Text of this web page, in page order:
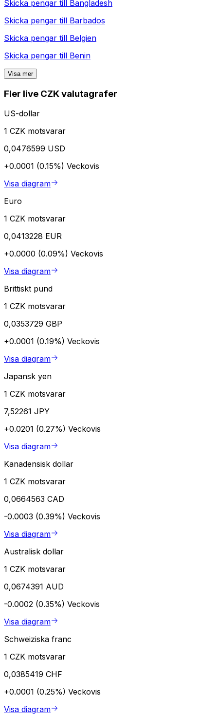
Skicka pengar till
Bangladesh
Skicka pengar till Barbados
Skicka pengar till Belgien
Skicka pengar till Benin
Visa mer
Fler live CZK valutagrafer
US-dollar
1 CZK motsvarar
0,0476599 USD
+0.0001 (0.15%) Veckovis
Visa diagram
Euro
1 CZK motsvarar
0,0413228 EUR
+0.0000 (0.09%) Veckovis
Visa diagram
Brittiskt pund
1 CZK motsvarar
0,0353729 GBP
+0.0001 (0.19%) Veckovis
Visa diagram
Japansk yen
1 CZK motsvarar
7,52261 JPY
+0.0201 (0.27%) Veckovis
Visa diagram
Kanadensisk dollar
1 CZK motsvarar
0,0664563 CAD
-0.0003 (0.39%) Veckovis
Visa diagram
Australisk dollar
1 CZK motsvarar
0,0674391 AUD
-0.0002 (0.35%) Veckovis
Visa diagram
Schweiziska franc
1 CZK motsvarar
0,0385419 CHF
+0.0001 (0.25%) Veckovis
Visa diagram